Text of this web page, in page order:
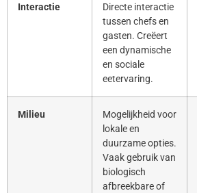
Interactie
Directe interactie
tussen chefs en
gasten. Creëert
een dynamische
en sociale
eetervaring.
Milieu
Mogelijkheid voor
lokale en
duurzame opties.
Vaak gebruik van
biologisch
afbreekbare of